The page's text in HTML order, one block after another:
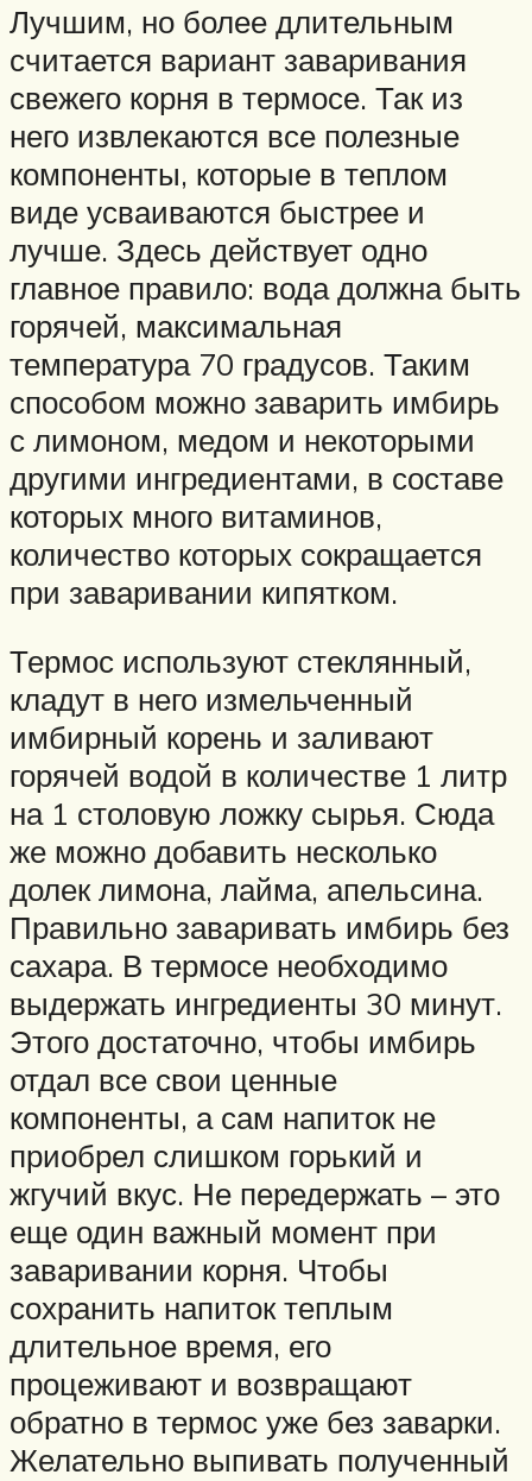
Лучшим, но более длительным
считается вариант заваривания
свежего корня в термосе. Так из
него извлекаются все полезные
компоненты, которые в теплом
виде усваиваются быстрее и
лучше. Здесь действует одно
главное правило: вода должна быть
горячей, максимальная
температура 70 градусов. Таким
способом можно заварить имбирь
с лимоном, медом и некоторыми
другими ингредиентами, в составе
которых много витаминов,
количество которых сокращается
при заваривании кипятком.
Термос используют стеклянный,
кладут в него измельченный
имбирный корень и заливают
горячей водой в количестве 1 литр
на 1 столовую ложку сырья. Сюда
же можно добавить несколько
долек лимона, лайма, апельсина.
Правильно заваривать имбирь без
сахара. В термосе необходимо
выдержать ингредиенты 30 минут.
Этого достаточно, чтобы имбирь
отдал все свои ценные
компоненты, а сам напиток не
приобрел слишком горький и
жгучий вкус. Не передержать – это
еще один важный момент при
заваривании корня. Чтобы
сохранить напиток теплым
длительное время, его
процеживают и возвращают
обратно в термос уже без заварки.
Желательно выпивать полученный